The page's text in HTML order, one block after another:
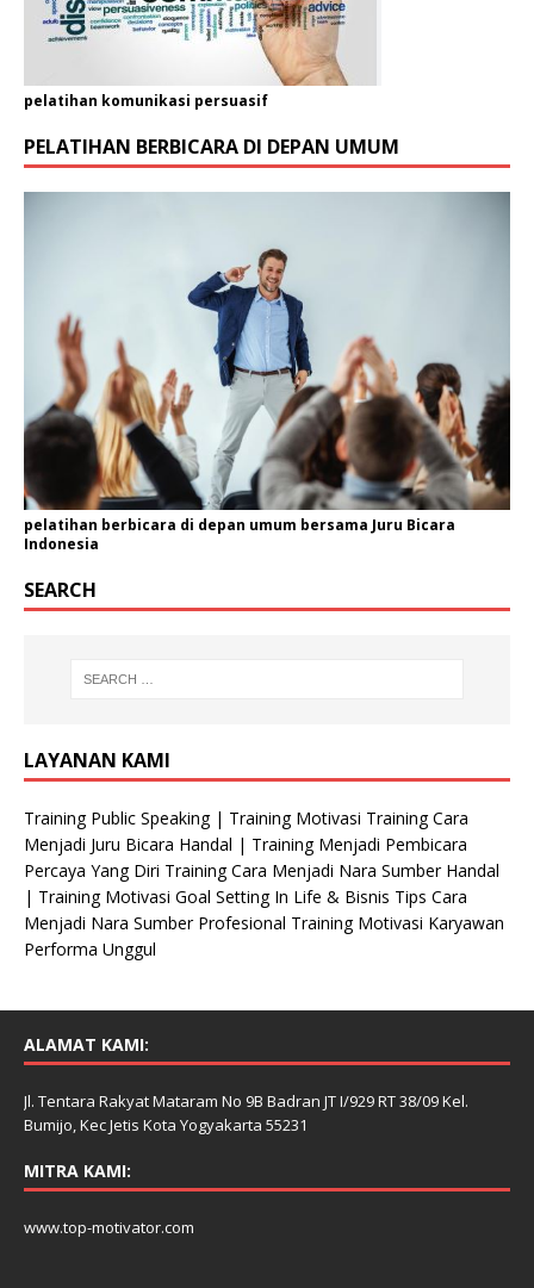
pelatihan komunikasi persuasif
PELATIHAN BERBICARA DI DEPAN UMUM
pelatihan berbicara di depan umum bersama Juru Bicara
Indonesia
SEARCH
LAYANAN KAMI
Training Public Speaking | Training Motivasi Training Cara
Menjadi Juru Bicara Handal | Training Menjadi Pembicara
Percaya Yang Diri Training Cara Menjadi Nara Sumber Handal
| Training Motivasi Goal Setting In Life & Bisnis Tips Cara
Menjadi Nara Sumber Profesional Training Motivasi Karyawan
Performa Unggul
ALAMAT KAMI:
Jl. Tentara Rakyat Mataram No 9B Badran JT I/929 RT 38/09 Kel.
Bumijo, Kec Jetis Kota Yogyakarta 55231
MITRA KAMI:
www.top-motivator.com